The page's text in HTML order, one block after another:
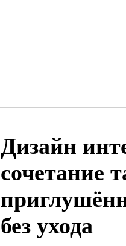
Дизайн
сочетание
без ухода